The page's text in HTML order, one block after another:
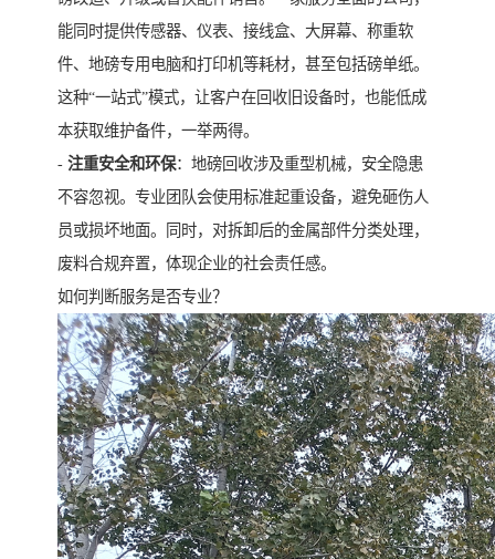
能同时提供传感器、仪表、接线盒、大屏幕、称重软
件、地磅专用电脑和打印机等耗材，甚至包括磅单纸。
这种“一站式”模式，让客户在回收旧设备时，也能低成
本获取维护备件，一举两得。
- 注重安全和环保：地磅回收涉及重型机械，安全隐患
不容忽视。专业团队会使用标准起重设备，避免砸伤人
员或损坏地面。同时，对拆卸后的金属部件分类处理，
废料合规弃置，体现企业的社会责任感。
如何判断服务是否专业？